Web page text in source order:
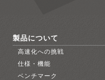
製品について
高速化への挑戦
仕様・機能
ベンチマーク